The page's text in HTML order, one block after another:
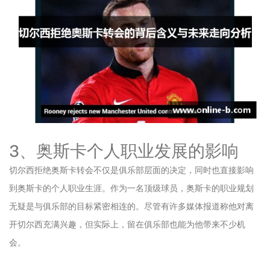
3、奥斯卡个人职业发展的影响
切尔西拒绝奥斯卡转会不仅是俱乐部层面的决定，同时也直接影响
到奥斯卡的个人职业生涯。作为一名顶级球员，奥斯卡的职业规划
无疑是与俱乐部的目标紧密相连的。尽管有许多媒体报道称他对离
开切尔西充满兴趣，但实际上，留在俱乐部也能为他带来不少机
会。